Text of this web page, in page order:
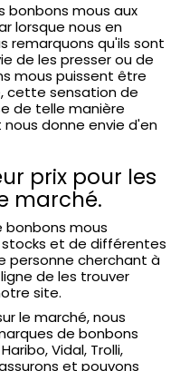
bonbons mous aux
lorsque nous en
remarquons qu'ils sont
de les presser ou de
mous puissent être
cette sensation de
de telle manière
donne envie d'en
prix pour les
marché.
bonbons mous
et de différentes
personne cherchant à
de les trouver
site.
le marché, nous
de bonbons
Vidal, Trolli,
et pouvons